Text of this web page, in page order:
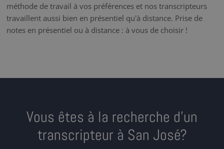
méthode de travail à vos préférences et nos transcripteurs
travaillent aussi bien en présentiel qu'à distance. Prise de
notes en présentiel ou à distance : à vous de choisir !
Vous êtes à la recherche d’un
transcripteur à San José?